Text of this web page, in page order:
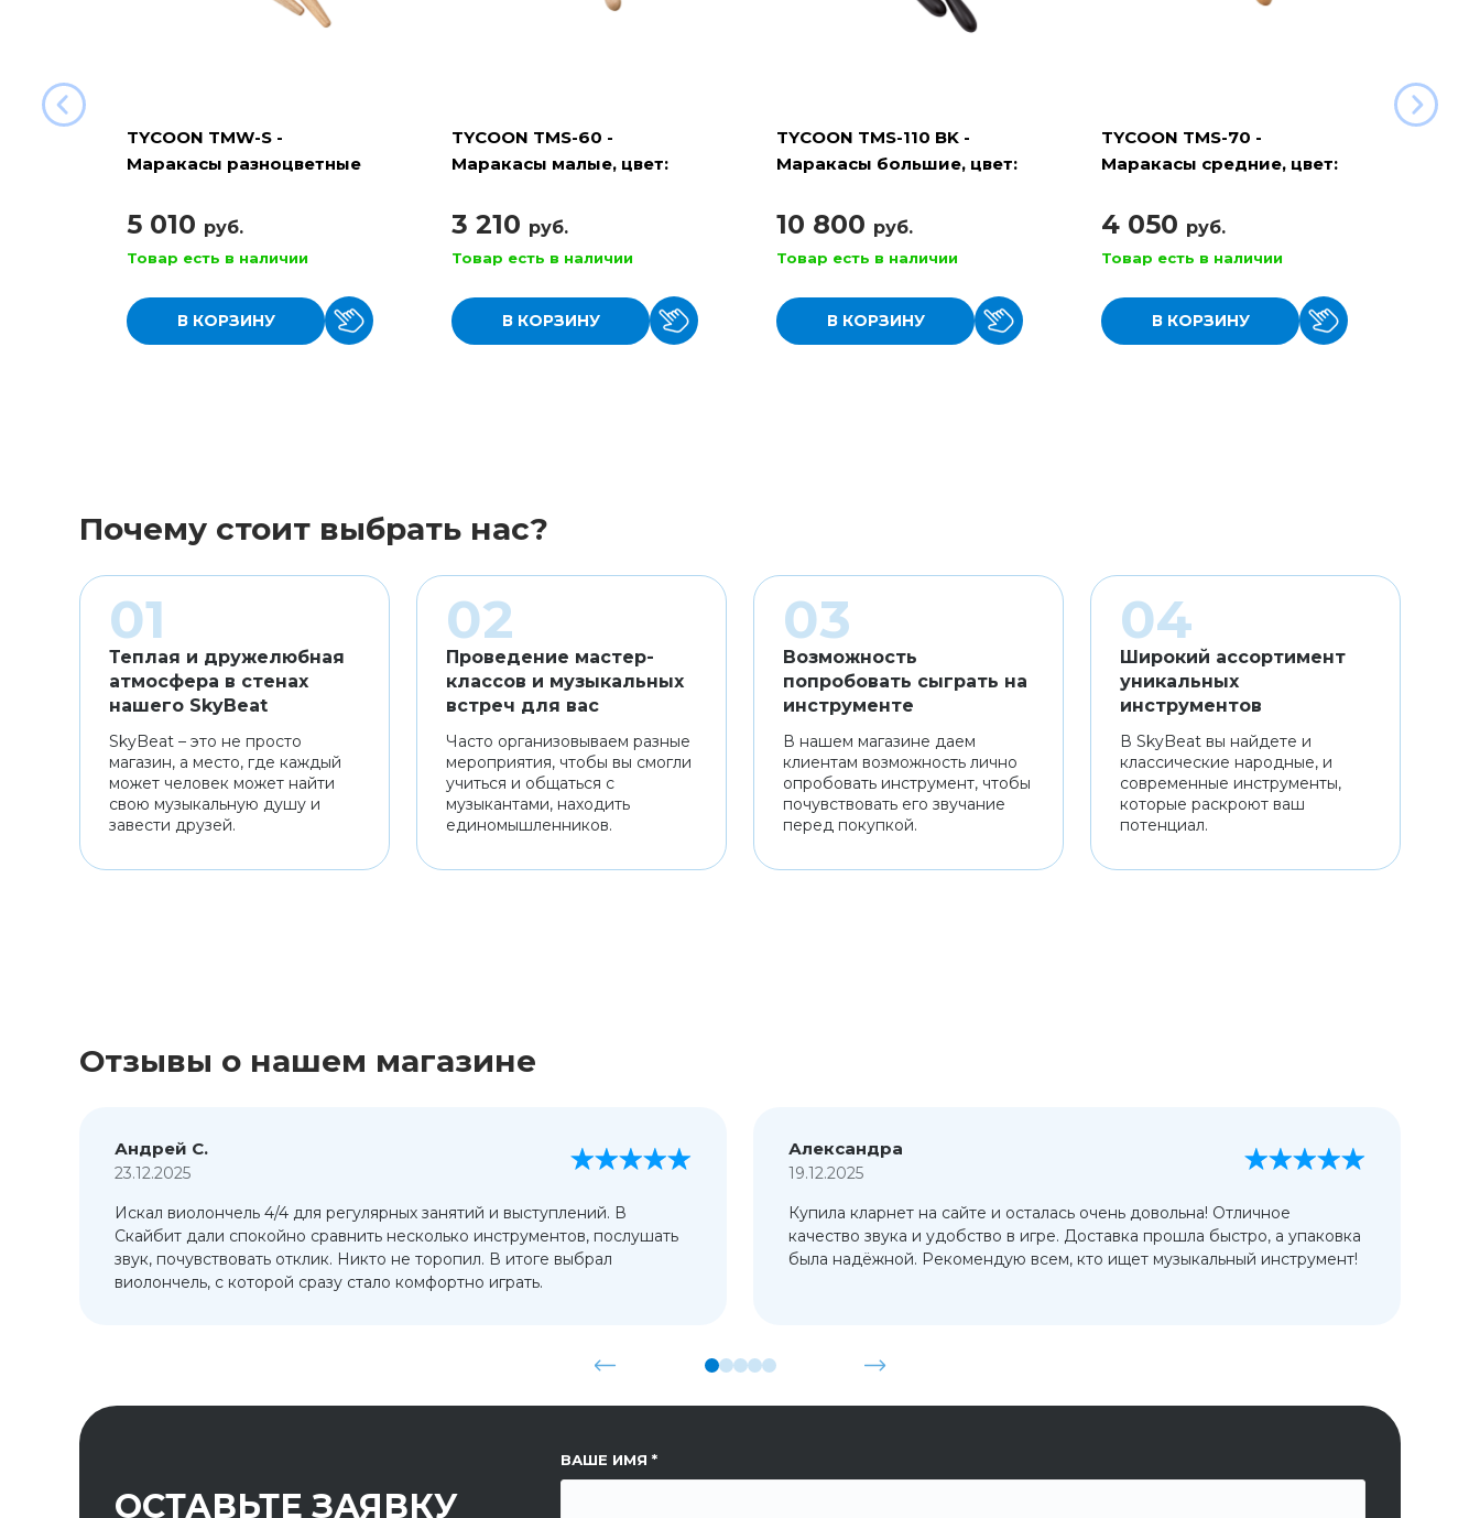
TYCOON TMW-S -
Маракасы разноцветные
5 010 руб.
Товар есть в наличии
В КОРЗИНУ
TYCOON TMS-60 -
Маракасы малые, цвет:
3 210 руб.
Товар есть в наличии
В КОРЗИНУ
TYCOON TMS-110 BK -
Маракасы большие, цвет:
10 800 руб.
Товар есть в наличии
В КОРЗИНУ
TYCOON TMS-70 -
Маракасы средние, цвет:
4 050 руб.
Товар есть в наличии
В КОРЗИНУ
Почему стоит выбрать нас?
Теплая и дружелюбная
атмосфера в стенах
нашего SkyBeat
SkyBeat – это не просто
магазин, а место, где каждый
может человек может найти
свою музыкальную душу и
завести друзей.
Проведение мастер-
классов и музыкальных
встреч для вас
Часто организовываем разные
мероприятия, чтобы вы смогли
учиться и общаться с
музыкантами, находить
единомышленников.
Возможность
попробовать сыграть на
инструменте
В нашем магазине даем
клиентам возможность лично
опробовать инструмент, чтобы
почувствовать его звучание
перед покупкой.
Широкий ассортимент
уникальных
инструментов
В SkyBeat вы найдете и
классические народные, и
современные инструменты,
которые раскроют ваш
потенциал.
Отзывы о нашем магазине
Андрей С.
23.12.2025
Искал виолончель 4/4 для регулярных занятий и выступлений. В
Скайбит дали спокойно сравнить несколько инструментов, послушать
звук, почувствовать отклик. Никто не торопил. В итоге выбрал
виолончель, с которой сразу стало комфортно играть.
Александра
19.12.2025
Купила кларнет на сайте и осталась очень довольна! Отличное
качество звука и удобство в игре. Доставка прошла быстро, а упаковка
была надёжной. Рекомендую всем, кто ищет музыкальный инструмент!
ОСТАВЬТЕ ЗАЯВКУ
ВАШЕ ИМЯ
ССЫЛКА НА СТРАНИЦУ